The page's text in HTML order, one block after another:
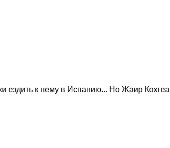
ездить к нему в Испанию... Но Жаир